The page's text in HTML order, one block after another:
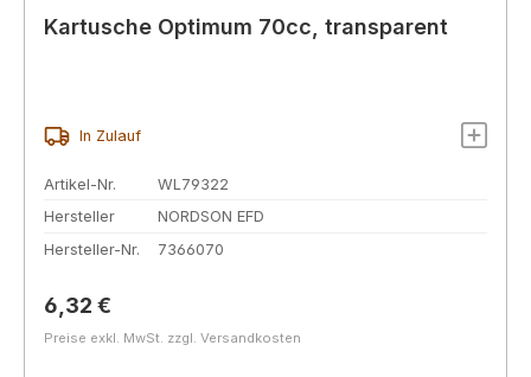
Kartusche Optimum 70cc, transparent
In Zulauf
Artikel-Nr.
WL79322
Hersteller
NORDSON EFD
Hersteller-Nr.
7366070
Regulärer Preis:
6,32 €
Preise exkl. MwSt. zzgl. Versandkosten